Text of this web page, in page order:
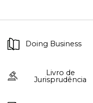
Doing Business
Livro de
Jurisprudência